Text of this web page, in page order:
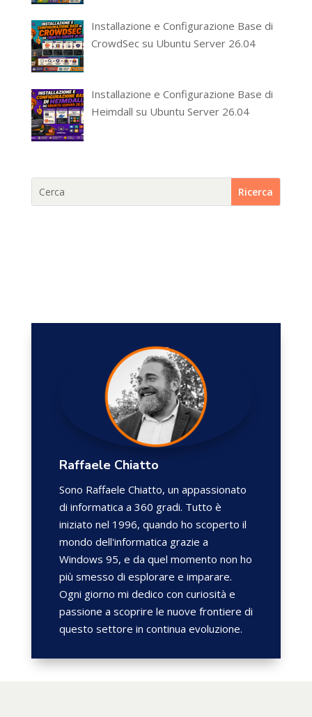
Installazione e Configurazione Base di
CrowdSec su Ubuntu Server 26.04
Installazione e Configurazione Base di
Heimdall su Ubuntu Server 26.04
Raffaele Chiatto
Sono Raffaele Chiatto, un appassionato
di informatica a 360 gradi. Tutto è
iniziato nel 1996, quando ho scoperto il
mondo dell'informatica grazie a
Windows 95, e da quel momento non ho
più smesso di esplorare e imparare.
Ogni giorno mi dedico con curiosità e
passione a scoprire le nuove frontiere di
questo settore in continua evoluzione.